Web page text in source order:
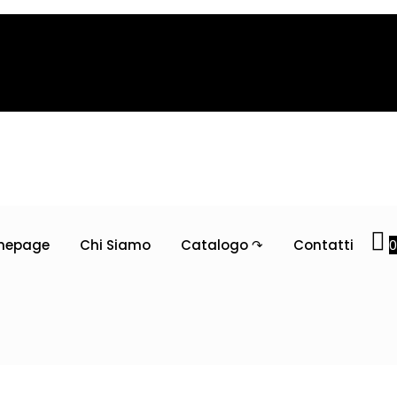
Chi Siamo Catalogo ↷ Contatti 0